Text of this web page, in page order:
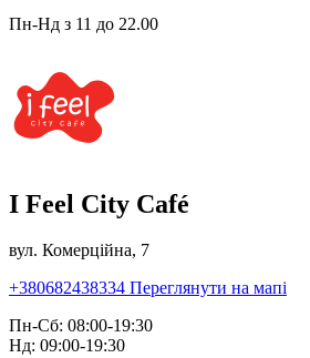
Пн-Нд з 11 до 22.00
I Feel City Café
вул. Комерційна, 7
+380682438334 Переглянути на мапі
Пн-Сб: 08:00-19:30
Нд: 09:00-19:30